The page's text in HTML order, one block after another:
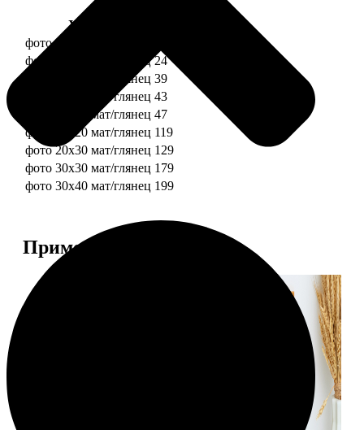
Услуга
фото 10х10 мат/глянец
фото 10х15 мат/глянец 24
фото 13х18 мат/глянец 39
фото 15х15 мат/глянец 43
фото 15х20 мат/глянец 47
фото 20х20 мат/глянец 119
фото 20х30 мат/глянец 129
фото 30х30 мат/глянец 179
фото 30х40 мат/глянец 199
Примеры работ